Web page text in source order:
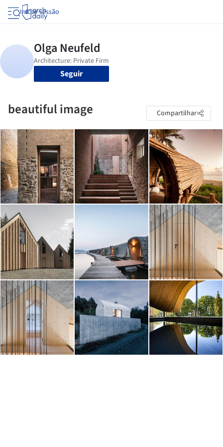
Iniciar sessão
Seguir
beautiful image Compartilhar